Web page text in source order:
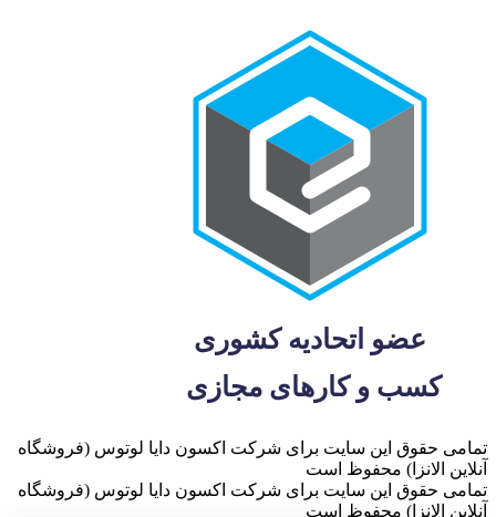
تمامی حقوق این سایت برای شرکت اکسون دایا لوتوس (فروشگاه
آنلاین الانزا) محفوظ است
تمامی حقوق این سایت برای شرکت اکسون دایا لوتوس (فروشگاه
آنلاین الانزا) محفوظ است